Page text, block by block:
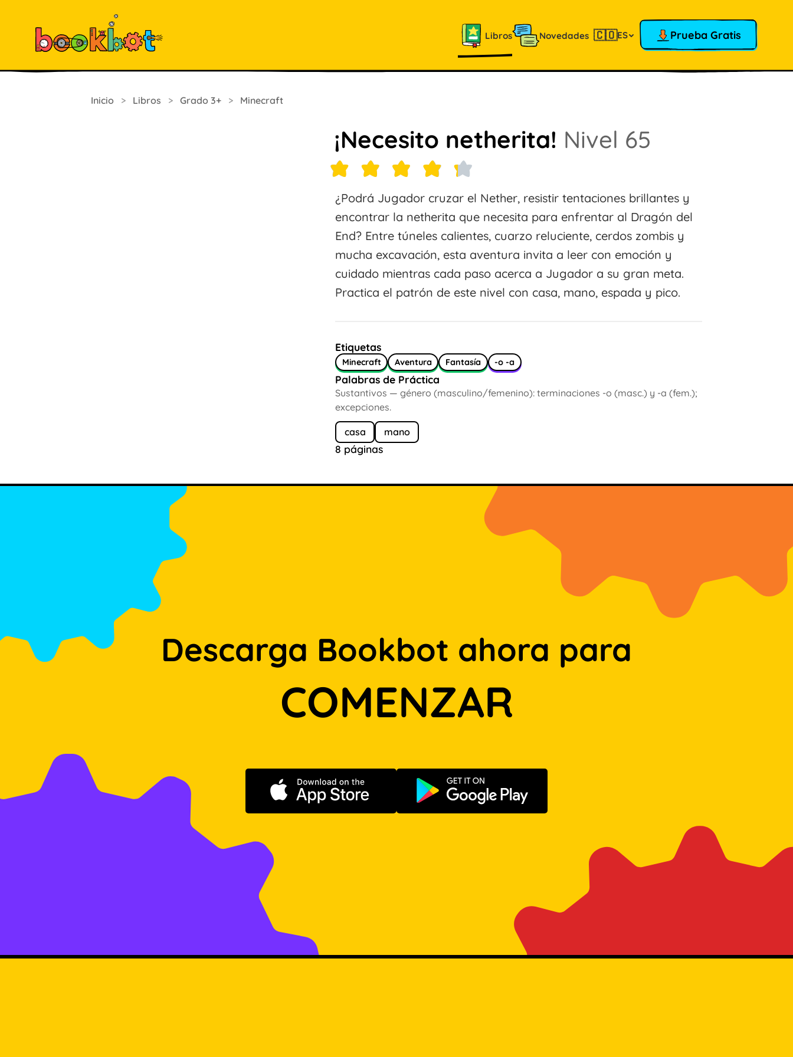
Libros Novedades 🇨🇴ES Prueba Gratis
Inicio > Libros > Grado 3+ > Minecraft
¡Necesito netherita! Nivel 65
¿Podrá Jugador cruzar el Nether, resistir tentaciones brillantes y
encontrar la netherita que necesita para enfrentar al Dragón del
End? Entre túneles calientes, cuarzo reluciente, cerdos zombis y
mucha excavación, esta aventura invita a leer con emoción y
cuidado mientras cada paso acerca a Jugador a su gran meta.
Practica el patrón de este nivel con casa, mano, espada y pico.
Etiquetas
Minecraft Aventura Fantasía -o -a
Palabras de Práctica
Sustantivos — género (masculino/femenino): terminaciones -o (masc.) y -a (fem.);
excepciones.
casa mano
8 páginas
Descarga Bookbot ahora para
COMENZAR
Descargar en App Store Disponible en Google Play